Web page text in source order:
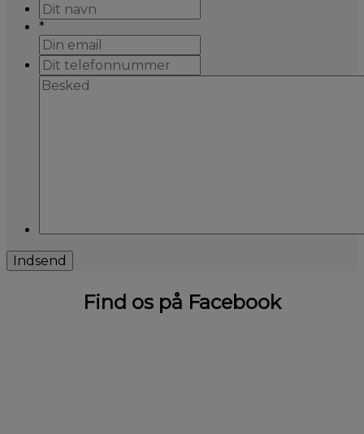
*
Find os på Facebook